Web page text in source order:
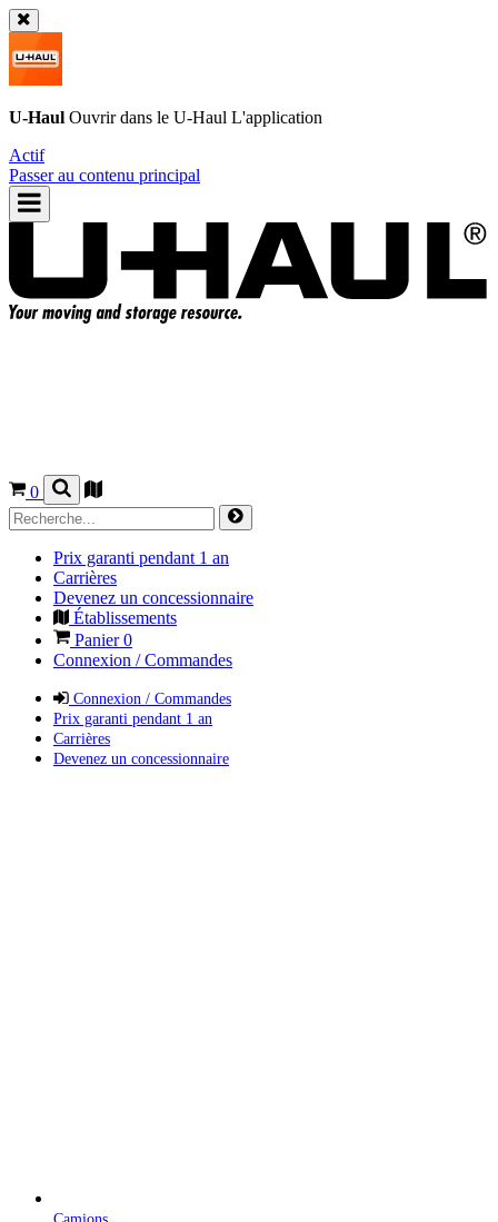
U-Haul Ouvrir dans le U-Haul L'application
Actif
Passer au contenu principal
0
Prix garanti pendant 1 an
Carrières
Devenez un concessionnaire
Établissements
Panier0
Connexion / Commandes
Connexion / Commandes
Prix garanti pendant 1 an
Carrières
Devenez un concessionnaire